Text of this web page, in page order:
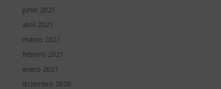
junio 2021
abril 2021
marzo 2021
febrero 2021
enero 2021
diciembre 2020